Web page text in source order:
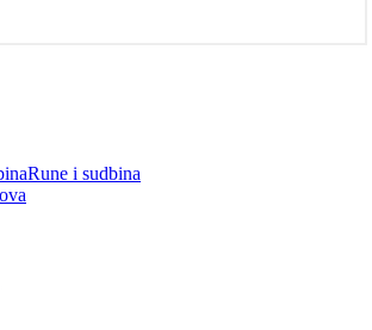
Rune i sudbina